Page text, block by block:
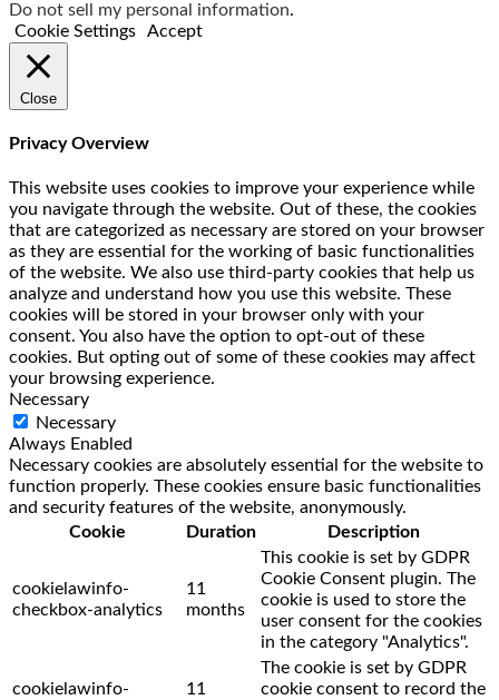
Do not sell my personal information.
Cookie Settings
Accept
Close
Privacy Overview
This website uses cookies to improve your experience while
you navigate through the website. Out of these, the cookies
that are categorized as necessary are stored on your browser
as they are essential for the working of basic functionalities
of the website. We also use third-party cookies that help us
analyze and understand how you use this website. These
cookies will be stored in your browser only with your
consent. You also have the option to opt-out of these
cookies. But opting out of some of these cookies may affect
your browsing experience.
Necessary
Necessary
Always Enabled
Necessary cookies are absolutely essential for the website to
function properly. These cookies ensure basic functionalities
and security features of the website, anonymously.
Cookie
Duration Description
cookielawinfo-
checkbox-analytics
11
months
This cookie is set by GDPR
Cookie Consent plugin. The
cookie is used to store the
user consent for the cookies
in the category "Analytics".
cookielawinfo-
11
The cookie is set by GDPR
cookie consent to record the